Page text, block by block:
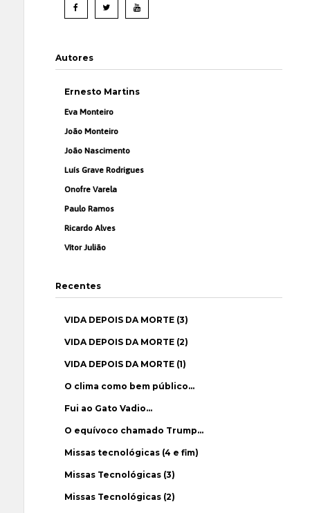
Autores
Ernesto Martins
Eva Monteiro
João Monteiro
João Nascimento
Luís Grave Rodrigues
Onofre Varela
Paulo Ramos
Ricardo Alves
Vítor Julião
Recentes
VIDA DEPOIS DA MORTE (3)
VIDA DEPOIS DA MORTE (2)
VIDA DEPOIS DA MORTE (1)
O clima como bem público…
Fui ao Gato Vadio…
O equívoco chamado Trump…
Missas tecnológicas (4 e fim)
Missas Tecnológicas (3)
Missas Tecnológicas (2)